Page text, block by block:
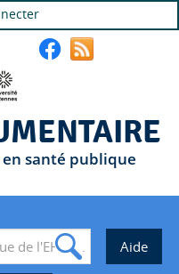
en santé publique